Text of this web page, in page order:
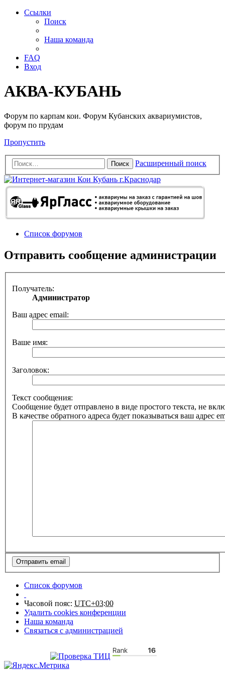
Ссылки
Поиск
Наша команда
FAQ
Вход
АКВА-КУБАНЬ
Форум по карпам кои. Форум Кубанских аквариумистов,
форум по прудам
Пропустить
Поиск Расширенный поиск
Список форумов
Отправить сообщение администрации
Получатель:
Администратор
Ваш адрес email:
Ваше имя:
Заголовок:
Текст сообщения:
Сообщение будет отправлено в виде простого текста, не
В качестве обратного адреса будет показываться ваш адрес
Список форумов
Часовой пояс: UTC+03:00
Удалить cookies конференции
Наша команда
Связаться с администрацией